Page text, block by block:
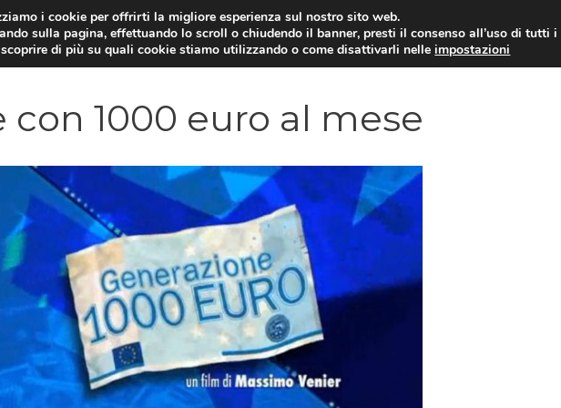
YUAN COIN GOSSIP NEWS DAL
con 1000 euro al mese
i cookie per offrirti la migliore esperienza sul nostro sito web.
sulla pagina, effettuando lo scroll o chiudendo il banner, presti il consenso all’uso di tutti i
di più su quali cookie stiamo utilizzando o come disattivarli nelleimpostazioni